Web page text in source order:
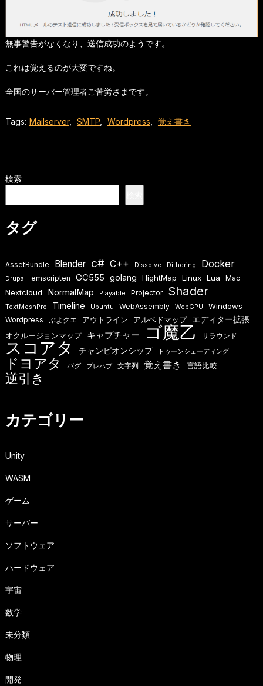
無事警告がなくなり、送信成功のようです。
これは覚えるのが大変ですね。
全国のサーバー管理者ご苦労さまです。
Tags: Mailserver, SMTP, Wordpress 覚え書き
検索
タグ
AssetBundle Blender c# C++ Dissolve Dithering Docker
Drupal emscripten GC555 golang HightMap Linux Lua Mac
Nextcloud NormalMap Playable Projector Shader
TextMeshPro Timeline Ubuntu WebAssembly WebGPU Windows
Wordpress ぷよクエ アウトライン アルベドマップ エディター拡張
オクルージョンマップ キャプチャー ゴ魔乙 サラウンド
スコアタ チャンピオンシップ トゥーンシェーディング
ドヨアタ バグ プレハブ 文字列 覚え書き 言語比較
逆引き
カテゴリー
Unity
WASM
ゲーム
サーバー
ソフトウェア
ハードウェア
宇宙
数学
未分類
物理
開発